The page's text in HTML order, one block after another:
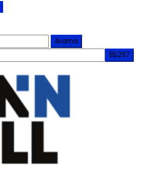
Arama